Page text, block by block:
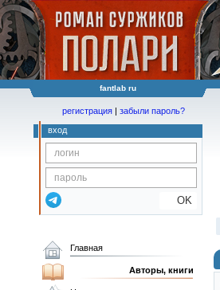
fantlab ru
регистрация | забыли пароль?
вход
OK
Главная
Авторы, книги